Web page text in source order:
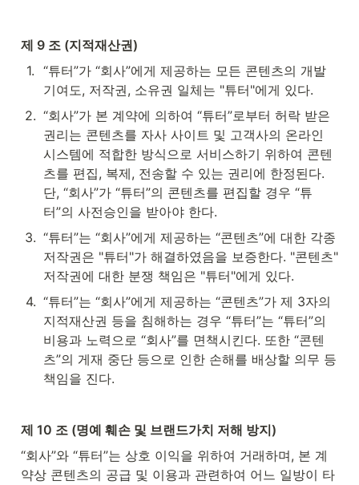
제 9 조 (지적재산권)
1. “튜터”가 “회사”에게 제공하는 모든 콘텐츠의 개발
기여도, 저작권, 소유권 일체는 "튜터"에게 있다.
2. “회사”가 본 계약에 의하여 “튜터”로부터 허락 받은
권리는 콘텐츠를 자사 사이트 및 고객사의 온라인
시스템에 적합한 방식으로 서비스하기 위하여 콘텐
츠를 편집, 복제, 전송할 수 있는 권리에 한정된다.
단, “회사”가 “튜터”의 콘텐츠를 편집할 경우 “튜
터”의 사전승인을 받아야 한다.
3. “튜터”는 “회사”에게 제공하는 “콘텐츠”에 대한 각종
저작권은 "튜터"가 해결하였음을 보증한다. "콘텐츠"
저작권에 대한 분쟁 책임은 "튜터"에게 있다.
4. “튜터”는 “회사”에게 제공하는 “콘텐츠”가 제 3자의
지적재산권 등을 침해하는 경우 “튜터”는 “튜터”의
비용과 노력으로 “회사”를 면책시킨다. 또한 “콘텐
츠”의 게재 중단 등으로 인한 손해를 배상할 의무 등
책임을 진다.
제 10 조 (명예 훼손 및 브랜드가치 저해 방지)
“회사”와 “튜터”는 상호 이익을 위하여 거래하며, 본 계
약상 콘텐츠의 공급 및 이용과 관련하여 어느 일방이 타